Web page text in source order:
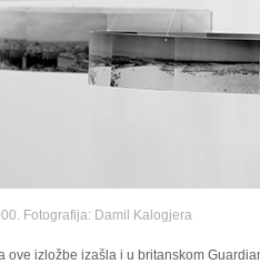
Fotografija: Damil Kalogjera
ove izložbe izašla i u britanskom